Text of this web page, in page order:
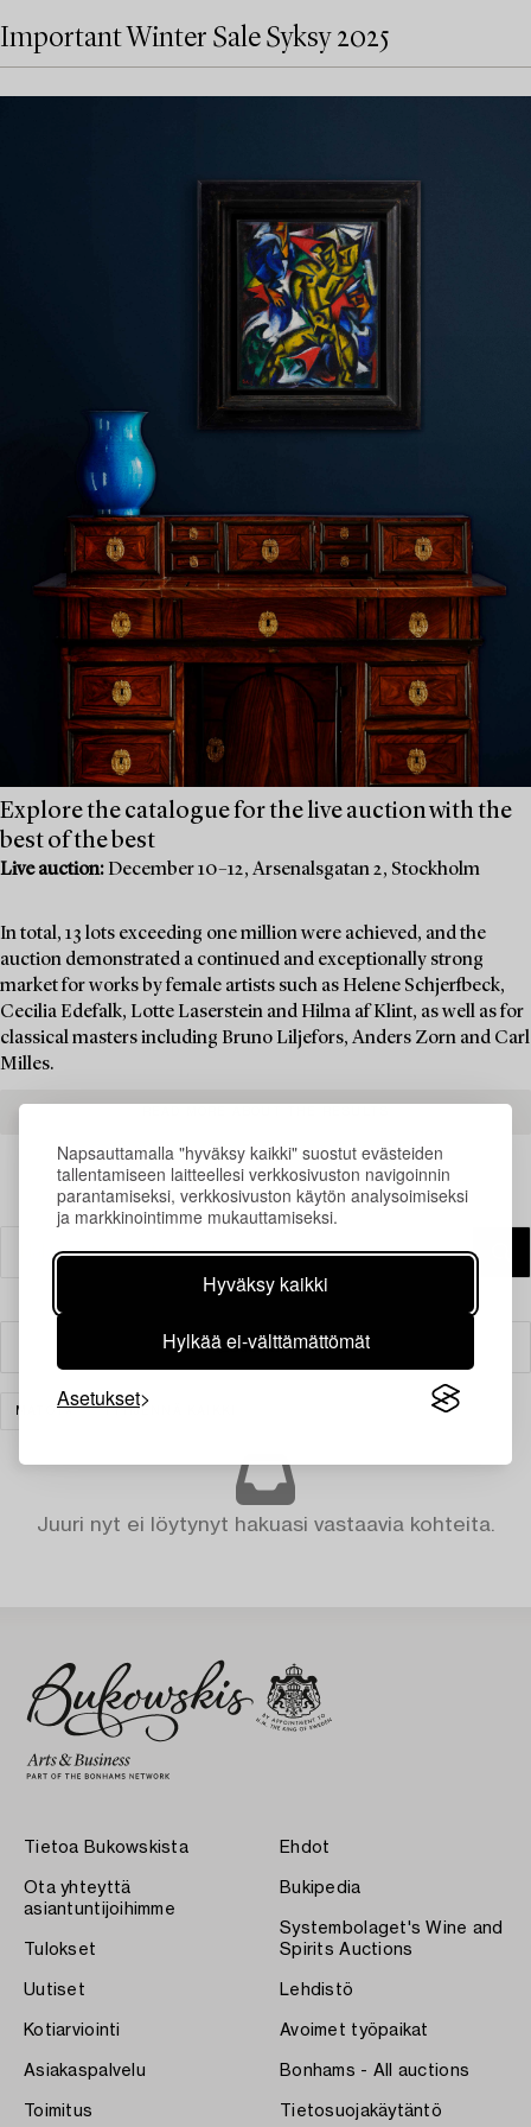
Napsauttamalla "hyväksy kaikki" suostut evästeiden
tallentamiseen laitteellesi verkkosivuston navigoinnin
parantamiseksi, verkkosivuston käytön analysoimiseksi
ja markkinointimme mukauttamiseksi.
Hyväksy kaikki
Hylkää ei-välttämättömät
Asetukset
Important Winter Sale Syksy 2025
Explore the catalogue for the live auction with the
best of the best
Live auction: December 10–12, Arsenalsgatan 2, Stockholm
In total, 13 lots exceeding one million were achieved, and the
auction demonstrated a continued and exceptionally strong
market for works by female artists such as Helene Schjerfbeck,
Cecilia Edefalk, Lotte Laserstein and Hilma af Klint, as well as for
classical masters including Bruno Liljefors, Anders Zorn and Carl
Milles.
Suodatin
MATOT TYHJENNÄ KAIKKI
Juuri nyt ei löytynyt hakuasi vastaavia kohteita.
Tietoa Bukowskista
Ota yhteyttä
asiantuntijoihimme
Tulokset
Uutiset
Kotiarviointi
Asiakaspalvelu
Toimitus
Ehdot
Bukipedia
Systembolaget's Wine and
Spirits Auctions
Lehdistö
Avoimet työpaikat
Bonhams - All auctions
Tietosuojakäytäntö